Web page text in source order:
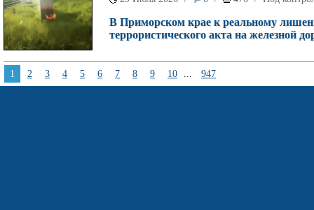
В Приморском крае к реальному
террористического акта на железной
1 2 3 4 5 6 7 8 9 10 ... 947